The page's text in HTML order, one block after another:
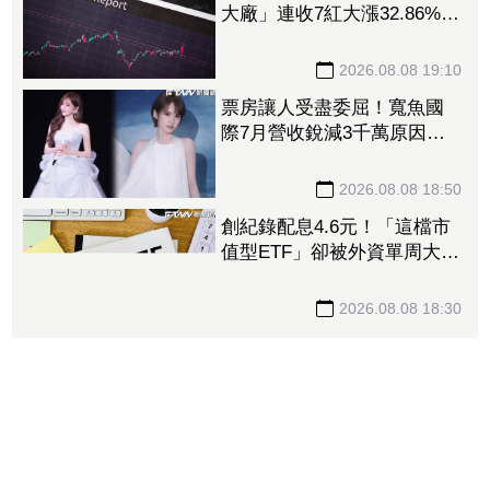
大廠」連收7紅大漲32.86%
2026.08.08 19:10
票房讓人受盡委屈！寬魚國
際7月營收銳減3千萬原因曝
網笑翻：是吃了誠實果實嗎
2026.08.08 18:50
創紀錄配息4.6元！「這檔市
值型ETF」卻被外資單周大砍
被抽回2億元
2026.08.08 18:30